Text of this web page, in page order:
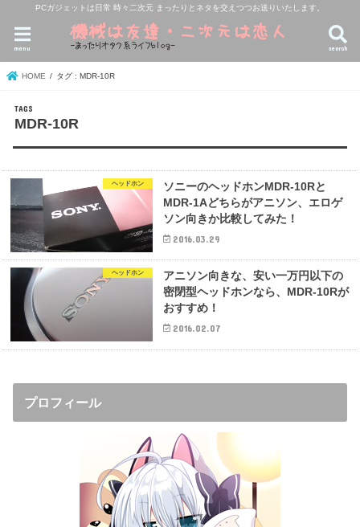
PCガジェットは日常 時々二次元 まったりとネタを交えつつお送りいたします。
search
menu
HOME タグ : MDR-10R
MDR-10R
ヘッドホン
ソニーのヘッドホンMDR-10Rと
MDR-1Aどちらがアニソン、エロゲ
ソン向きか比較してみた！
2016.03.29
ヘッドホン
アニソン向きな、安い一万円以下の
密閉型ヘッドホンなら、MDR-10Rが
おすすめ！
2016.02.07
プロフィール